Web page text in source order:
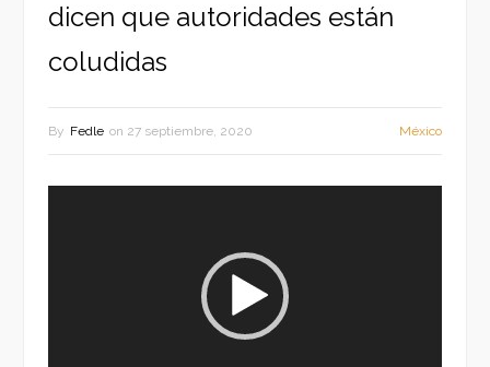
dicen que autoridades están
coludidas
By Fedle on 27 septiembre, 2020 México